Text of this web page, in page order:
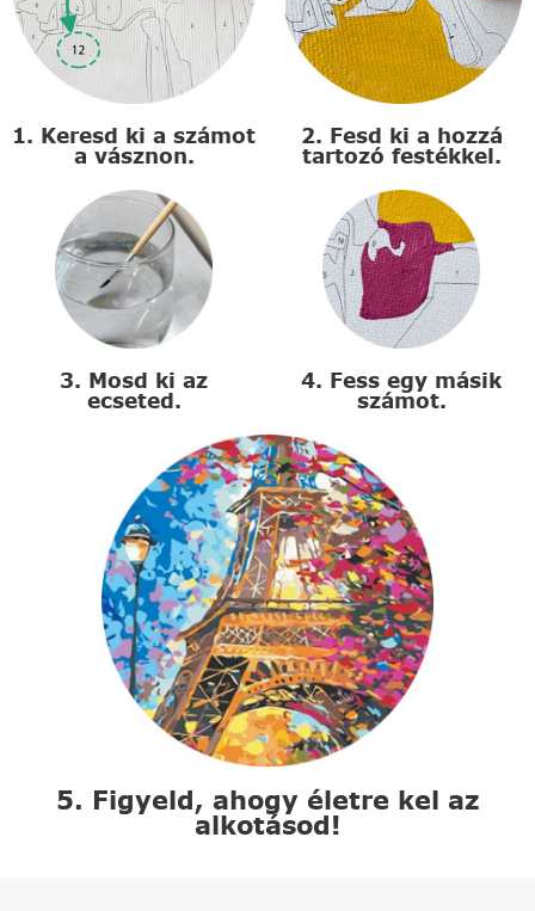
1. Keresd ki a számot
a vásznon.
2. Fesd ki a hozzá
tartozó festékkel.
3. Mosd ki az
ecseted.
4. Fess egy másik
számot.
5. Figyeld, ahogy életre kel az
alkotásod!